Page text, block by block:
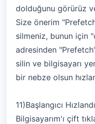
dolduğunu görürüz
Size önerim
silmeniz, bunun için
adresinden
silin ve bilgisayarı
bir nebze olsun
11)Başlangıcı
Bilgisayarım'ı çift